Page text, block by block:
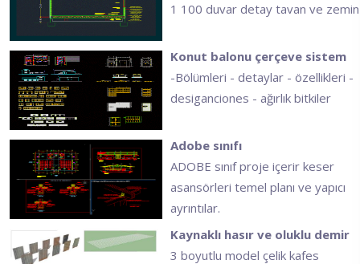
1 100 duvar detay tavan ve zemin
Konut balonu çerçeve sistem
-Bölümleri - detaylar - özellikleri -
desiganciones - ağırlık bitkiler
Adobe sınıfı
ADOBE sınıf proje içerir keser
asansörleri temel planı ve yapıcı
ayrıntılar.
Kaynaklı hasır ve oluklu demir
3 boyutlu model çelik kafes